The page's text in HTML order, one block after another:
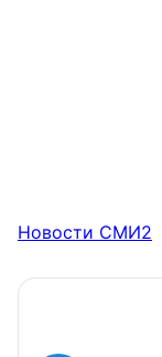
Новости СМИ2